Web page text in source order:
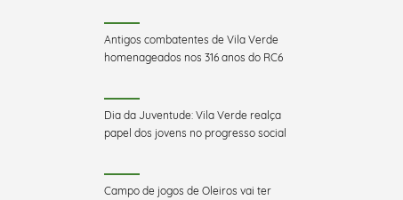
Antigos combatentes de Vila Verde
homenageados nos 316 anos do RC6
Dia da Juventude: Vila Verde realça
papel dos jovens no progresso social
Campo de jogos de Oleiros vai ter